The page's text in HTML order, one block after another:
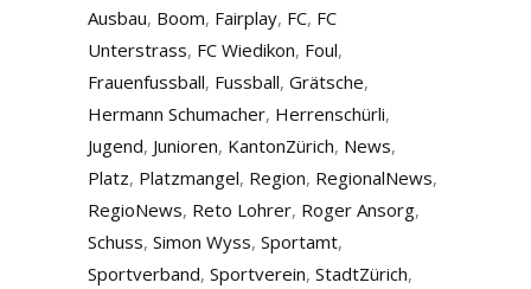
Ausbau, Boom, Fairplay, FC, FC
Unterstrass, FC Wiedikon, Foul,
Frauenfussball, Fussball, Grätsche,
Hermann Schumacher, Herrenschürli,
Jugend, Junioren, KantonZürich, News,
Platz, Platzmangel, Region, RegionalNews,
RegioNews, Reto Lohrer, Roger Ansorg,
Schuss, Simon Wyss, Sportamt,
Sportverband, Sportverein, StadtZürich,